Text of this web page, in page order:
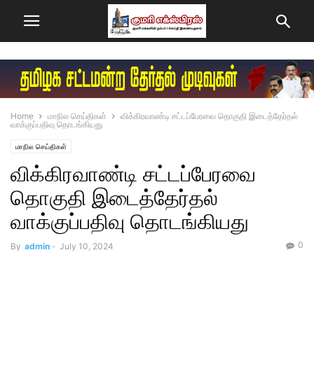
Home மாநில செய்திகள்
விக்கிரவாண்டி சட்டப்பேரவை தொகுதி இடைத்தேர்தல்
வாக்குப்பதிவு தொடங்கியது
மாநில செய்திகள்
விக்கிரவாண்டி சட்டப்பேரவை
தொகுதி இடைத்தேர்தல்
வாக்குப்பதிவு தொடங்கியது
By admin - July 10, 2024 0